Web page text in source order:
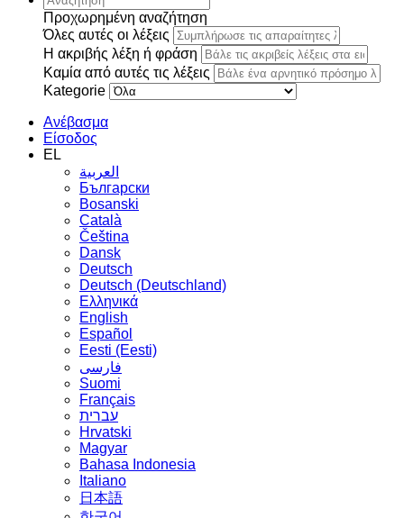
Προχωρημένη αναζήτηση
Όλες αυτές οι λέξεις
Η ακριβής λέξη ή φράση
Καμία από αυτές τις λέξεις
Kategorie
Ανέβασμα
Είσοδος
EL
العربية
Български
Bosanski
Сatalà
Čeština
Dansk
Deutsch
Deutsch (Deutschland)
Ελληνικά
English
Español
Eesti (Eesti)
فارسی
Suomi
Français
עברית
Hrvatski
Magyar
Bahasa Indonesia
Italiano
日本語